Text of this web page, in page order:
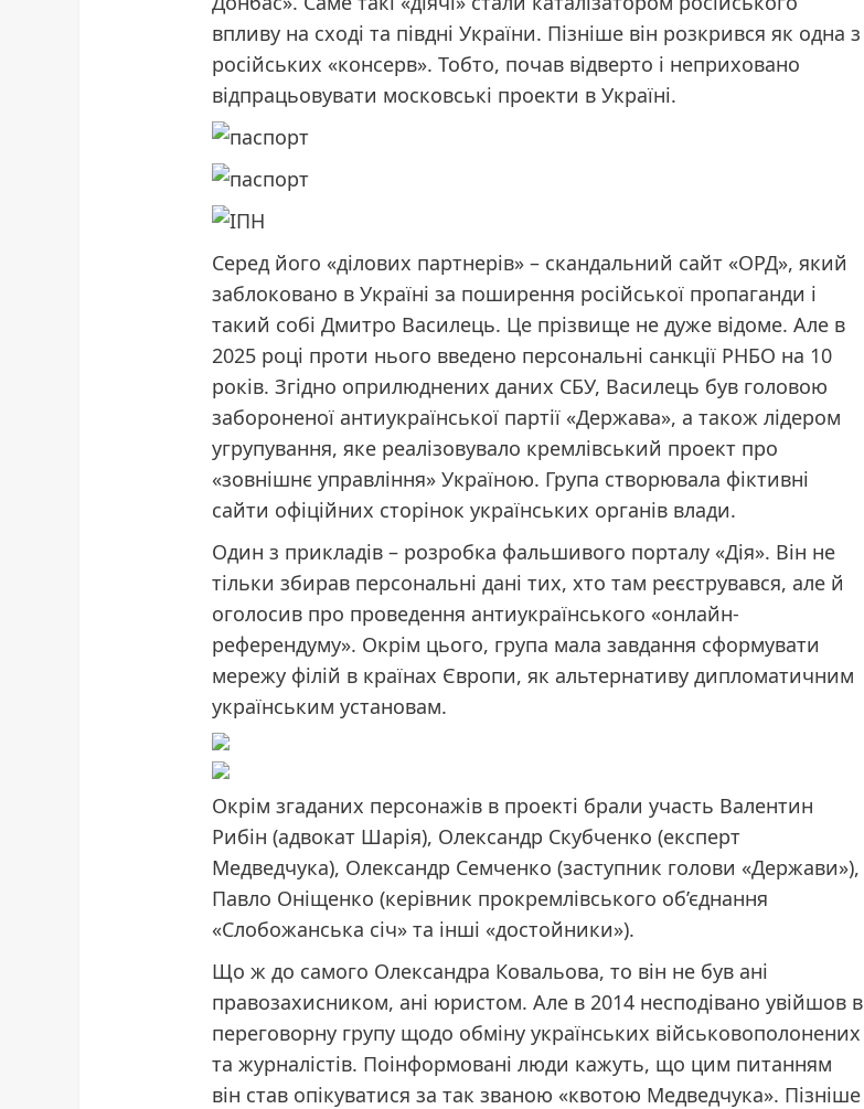
впливу на сході та півдні України. Пізніше він розкрився як одна з
російських «консерв». Тобто, почав відверто і неприховано
відпрацьовувати московські проекти в Україні.
Серед його «ділових партнерів» – скандальний сайт «ОРД», який
заблоковано в Україні за поширення російської пропаганди і
такий собі Дмитро Василець. Це прізвище не дуже відоме. Але в
2025 році проти нього введено персональні санкції РНБО на 10
років. Згідно оприлюднених даних СБУ, Василець був головою
забороненої антиукраїнської партії «Держава», а також лідером
угрупування, яке реалізовувало кремлівський проект про
«зовнішнє управління» Україною. Група створювала фіктивні
сайти офіційних сторінок українських органів влади.
Один з прикладів – розробка фальшивого порталу «Дія». Він не
тільки збирав персональні дані тих, хто там реєструвався, але й
оголосив про проведення антиукраїнського «онлайн-
референдуму». Окрім цього, група мала завдання сформувати
мережу філій в країнах Європи, як альтернативу дипломатичним
українським установам.
Окрім згаданих персонажів в проекті брали участь Валентин
Рибін (адвокат Шарія), Олександр Скубченко (експерт
Медведчука), Олександр Семченко (заступник голови «Держави»),
Павло Оніщенко (керівник прокремлівського об’єднання
«Слобожанська січ» та інші «достойники»).
Що ж до самого Олександра Ковальова, то він не був ані
правозахисником, ані юристом. Але в 2014 несподівано увійшов в
переговорну групу щодо обміну українських військовополонених
та журналістів. Поінформовані люди кажуть, що цим питанням
він став опікуватися за так званою «квотою Медведчука». Пізніше